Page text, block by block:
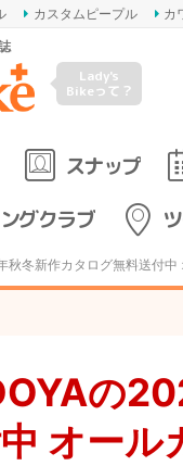
カスタムピープル カ
Lady's
Bikeって？
スナップ
グクラブ
秋冬新作カタログ無料送付
の
オール